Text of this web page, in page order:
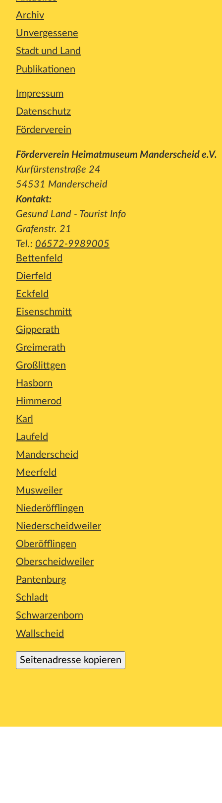
Archiv
Unvergessene
Stadt und Land
Publikationen
Impressum
Datenschutz
Förderverein
Förderverein Heimatmuseum Manderscheid e.V.
Kurfürstenstraße 24
54531 Manderscheid
Kontakt:
Gesund Land - Tourist Info
Grafenstr. 21
Tel.: 06572-9989005
Bettenfeld
Dierfeld
Eckfeld
Eisenschmitt
Gipperath
Greimerath
Großlittgen
Hasborn
Himmerod
Karl
Laufeld
Manderscheid
Meerfeld
Musweiler
Niederöfflingen
Niederscheidweiler
Oberöfflingen
Oberscheidweiler
Pantenburg
Schladt
Schwarzenborn
Wallscheid
Seitenadresse kopieren